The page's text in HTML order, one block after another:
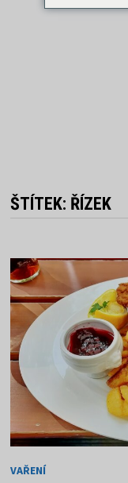
ŠTÍTEK: ŘÍZEK
VAŘENÍ